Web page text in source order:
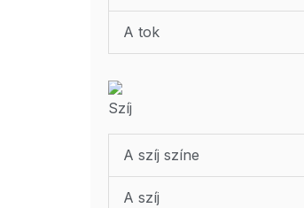
A tok
Szíj
A szíj színe
A szíj